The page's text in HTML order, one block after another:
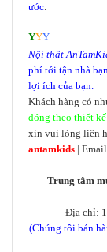
ước.
YYY
Nội thất
phí tới tận nhà
lợi ích của bạn.
Khách hàng có
đóng theo thiết kế
xin vui lòng liên
antamkids |
Trung tâm
Địa chỉ:
(Chúng tôi bán